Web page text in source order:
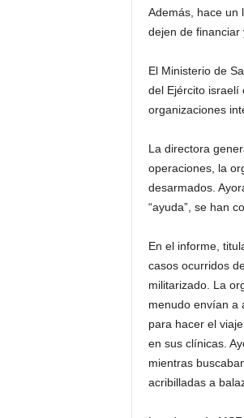
Además, hace un
dejen de financiar
El Ministerio de
del Ejército israelí
organizaciones
La directora
operaciones, la
desarmados.
“ayuda”, se han
En el informe,
casos ocurridos
militarizado. La
menudo envían a
para hacer el
en sus clínicas.
mientras
acribilladas a